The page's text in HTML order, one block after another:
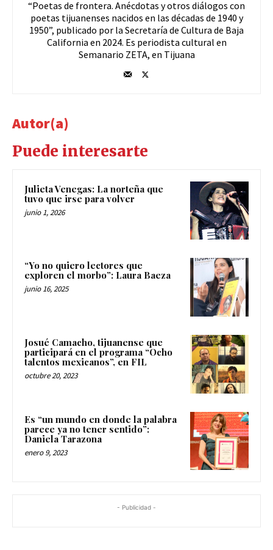
“Poetas de frontera. Anécdotas y otros diálogos con
poetas tijuanenses nacidos en las décadas de 1940 y
1950”, publicado por la Secretaría de Cultura de Baja
California en 2024. Es periodista cultural en
Semanario ZETA, en Tijuana
Autor(a)
Puede interesarte
Julieta Venegas: La norteña que
tuvo que irse para volver
junio 1, 2026
“Yo no quiero lectores que
exploren el morbo”: Laura Baeza
junio 16, 2025
Josué Camacho, tijuanense que
participará en el programa “Ocho
talentos mexicanos”, en FIL
octubre 20, 2023
Es “un mundo en donde la palabra
parece ya no tener sentido”:
Daniela Tarazona
enero 9, 2023
- Publicidad -